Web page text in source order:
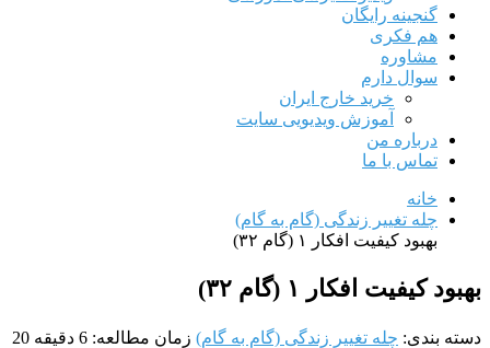
گنجینه رایگان
هم‌ فکری
مشاوره
سوال دارم
خرید خارج ایران
آموزش ویدیویی سایت
درباره من
تماس با ما
خانه
چله تغییر زندگی (گام به گام)
بهبود کیفیت افکار ۱ (گام ۳۲)
بهبود کیفیت افکار ۱ (گام ۳۲)
دسته بندی: چله تغییر زندگی (گام به گام) زمان مطالعه: 6 دقیقه
20